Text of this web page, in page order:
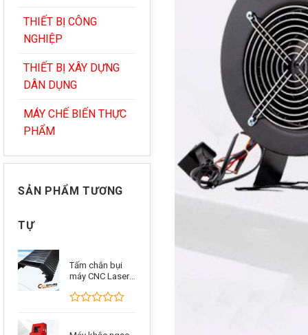
THIẾT BỊ CÔNG
NGHIỆP
THIẾT BỊ XÂY DỰNG
DÂN DỤNG
MÁY CHẾ BIẾN THỰC
PHẨM
SẢN PHẨM TƯƠNG
TỰ
Tấm chắn bụi
máy CNC Laser,
Tấm chắn bụi